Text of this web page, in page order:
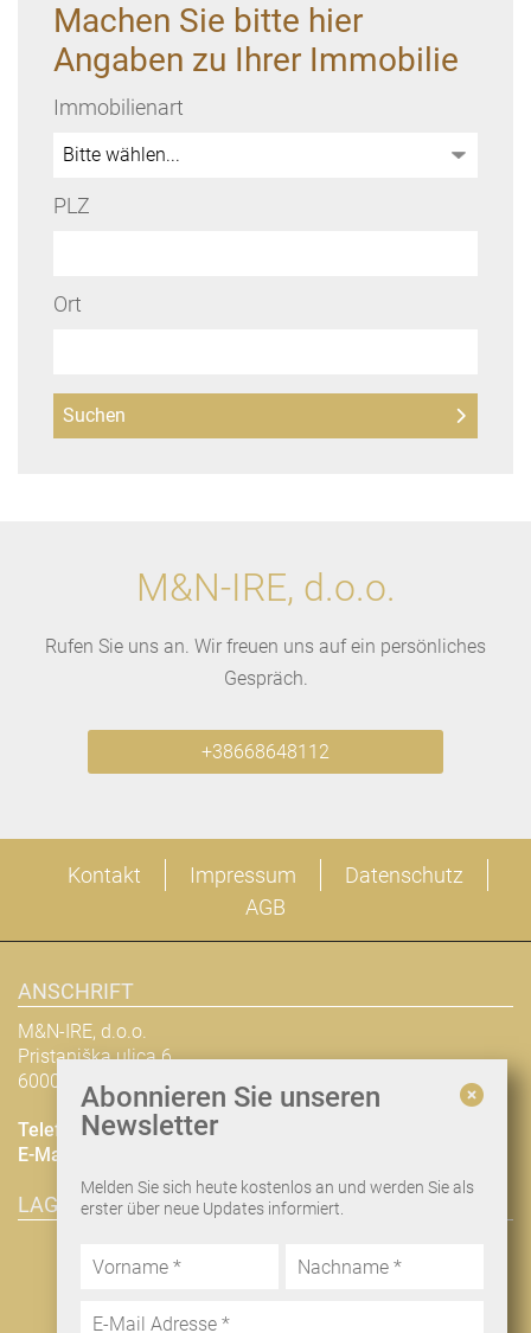
Machen Sie bitte hier
Angaben zu Ihrer Immobilie
Immobilienart
PLZ
Ort
M&N-IRE, d.o.o.
Rufen Sie uns an. Wir freuen uns auf ein persönliches
Gespräch.
+38668648112
Kontakt Impressum
Datenschutz
AGB
ANSCHRIFT
M&N-IRE, d.o.o.
Pristaniška ulica 6
6000 Koper
Telefon
+38668648112
E-Mail
LAGE & ROUTENPLANUNG
Abonnieren Sie unseren
Newsletter
Melden Sie sich heute kostenlos an und werden Sie als
erster über neue Updates informiert.